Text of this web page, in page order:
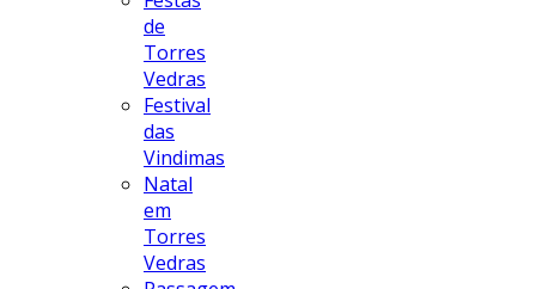
de
Torres
Vedras
Festival
das
Vindimas
Natal
em
Torres
Vedras